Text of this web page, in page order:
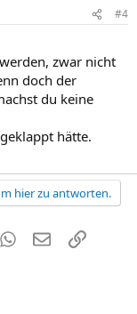
#4
zwar nicht
doch der
du keine
hätte.
hier zu antworten.
WhatsApp
E-MailLink